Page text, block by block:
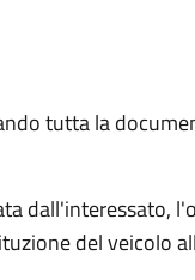
tutta la
dall'interessato,
del veicolo